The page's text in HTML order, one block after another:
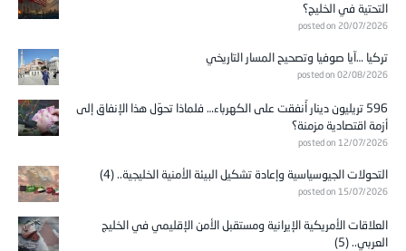
التحتية في الخليج؟
posted on 20/07/2026
تركيا …آيا صوفيا وتصحيح المسار التاريخي
posted on 02/08/2026
596 تريليون دينار أُنفقت على الكهرباء… فلماذا تحوّل هذا الإنفاق إلى
أزمة اقتصادية مزمنة؟
posted on 12/07/2026
التحولات الجيوسياسية وإعادة تشكيل البيئة الأمنية الخليجية.. (4)
posted on 15/07/2026
العلاقات الأمريكية الإيرانية ومستقبل الأمن الإقليمي في الخليج
العربي.. (5)